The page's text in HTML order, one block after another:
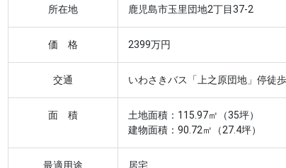
所在地 鹿児島市玉里団地2丁目37-2
価 格 2399万円
交通 いわさきバス「上之原団地」停徒
面 積
土地面積：115.97㎡（35坪）
建物面積：90.72㎡（27.4坪）
最適用途 居宅